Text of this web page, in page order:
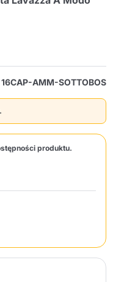
16CAP-AMM-SOTTOBOS
produktu.